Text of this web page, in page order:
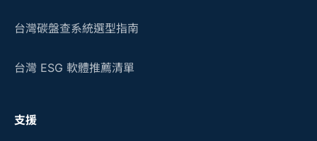
台灣碳盤查系統選型指南
台灣 ESG 軟體推薦清單
支援